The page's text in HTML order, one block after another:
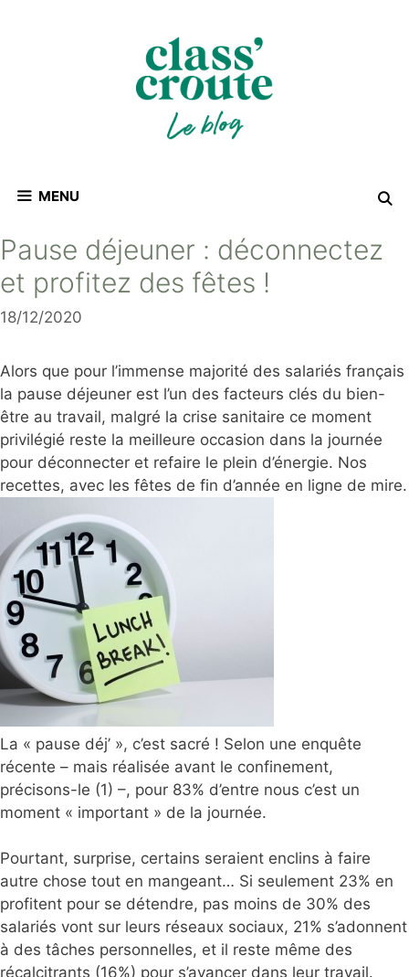
MENU
Pause déjeuner : déconnectez
et profitez des fêtes !
18/12/2020
Alors que pour l’immense majorité des salariés français
la pause déjeuner est l’un des facteurs clés du bien-
être au travail, malgré la crise sanitaire ce moment
privilégié reste la meilleure occasion dans la journée
pour déconnecter et refaire le plein d’énergie. Nos
recettes, avec les fêtes de fin d’année en ligne de mire.
La « pause déj’ », c’est sacré ! Selon une enquête
récente – mais réalisée avant le confinement,
précisons-le (1) –, pour 83% d’entre nous c’est un
moment « important » de la journée.
Pourtant, surprise, certains seraient enclins à faire
autre chose tout en mangeant… Si seulement 23% en
profitent pour se détendre, pas moins de 30% des
salariés vont sur leurs réseaux sociaux, 21% s’adonnent
à des tâches personnelles, et il reste même des
récalcitrants (16%) pour s’avancer dans leur travail.